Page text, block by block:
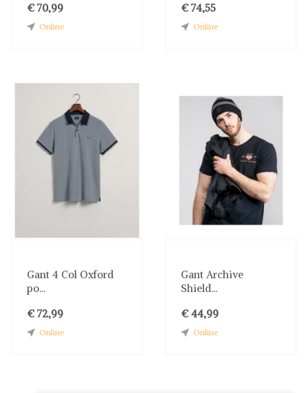
€ 70,99
Online
€ 74,55
Online
Gant 4 Col Oxford
po...
€ 72,99
Online
Gant Archive
Shield...
€ 44,99
Online